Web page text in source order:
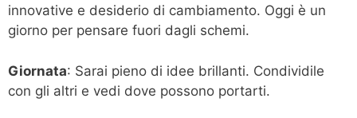
innovative e desiderio di cambiamento. Oggi è un
giorno per pensare fuori dagli schemi.
Giornata: Sarai pieno di idee brillanti. Condividile
con gli altri e vedi dove possono portarti.